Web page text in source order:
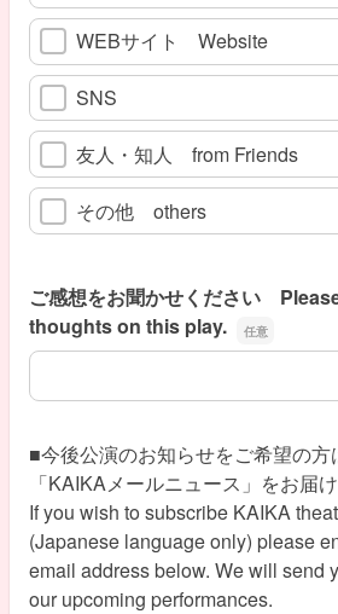
WEBサイト Website
SNS
友人・知人 from Friends
その他 others
ご感想をお聞かせください
thoughts on this play.
ご感想をお聞かせください
■今後公演のお知らせをご希望の方
「KAIKAメールニュース」をお届け
If you wish to subscribe KAIKA
(Japanese language only) please
email address below. We will send
our upcoming performances.